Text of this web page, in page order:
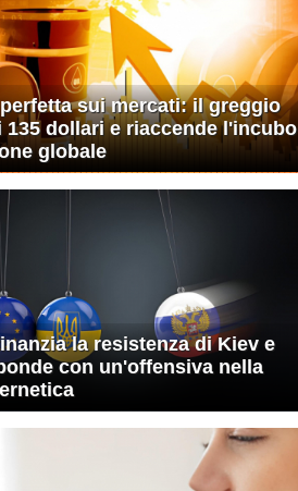
sui mercati: il greggio
135 dollari e riaccende l'incubo
globale
la resistenza di Kiev e
con un'offensiva nella